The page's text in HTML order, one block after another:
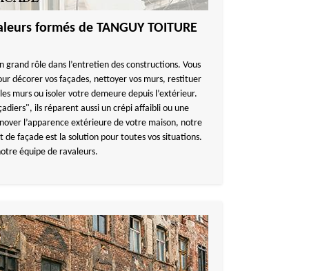
formés de TANGUY TOITURE
grand rôle dans l’entretien des constructions. Vous
décorer vos façades, nettoyer vos murs, restituer
murs ou isoler votre demeure depuis l’extérieur.
ils réparent aussi un crépi affaibli ou une
l’apparence extérieure de votre maison, notre
façade est la solution pour toutes vos situations.
équipe de ravaleurs.